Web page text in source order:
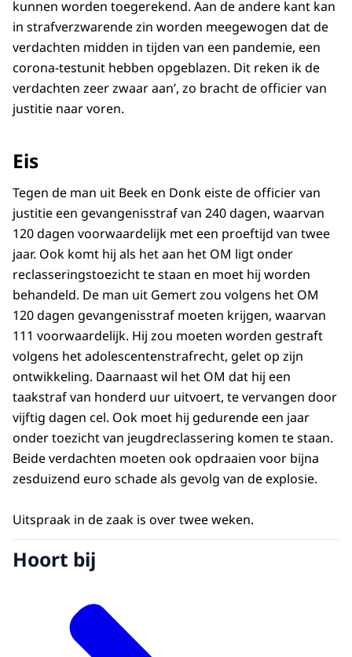
kunnen worden toegerekend. Aan de andere kant kan
in strafverzwarende zin worden meegewogen dat de
verdachten midden in tijden van een pandemie, een
corona-testunit hebben opgeblazen. Dit reken ik de
verdachten zeer zwaar aan’, zo bracht de officier van
justitie naar voren.
Eis
Tegen de man uit Beek en Donk eiste de officier van
justitie een gevangenisstraf van 240 dagen, waarvan
120 dagen voorwaardelijk met een proeftijd van twee
jaar. Ook komt hij als het aan het OM ligt onder
reclasseringstoezicht te staan en moet hij worden
behandeld. De man uit Gemert zou volgens het OM
120 dagen gevangenisstraf moeten krijgen, waarvan
111 voorwaardelijk. Hij zou moeten worden gestraft
volgens het adolescentenstrafrecht, gelet op zijn
ontwikkeling. Daarnaast wil het OM dat hij een
taakstraf van honderd uur uitvoert, te vervangen door
vijftig dagen cel. Ook moet hij gedurende een jaar
onder toezicht van jeugdreclassering komen te staan.
Beide verdachten moeten ook opdraaien voor bijna
zesduizend euro schade als gevolg van de explosie.
Uitspraak in de zaak is over twee weken.
Hoort bij